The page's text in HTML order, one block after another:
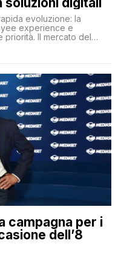
evoluzione: la
experience e
priorità. Il mercato del
con una lotta
campagna per i
dell’8